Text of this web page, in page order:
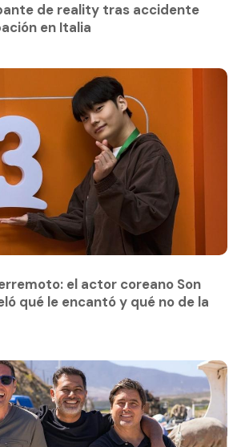
de reality tras accidente
en Italia
el actor coreano Son
qué le encantó y qué no de la